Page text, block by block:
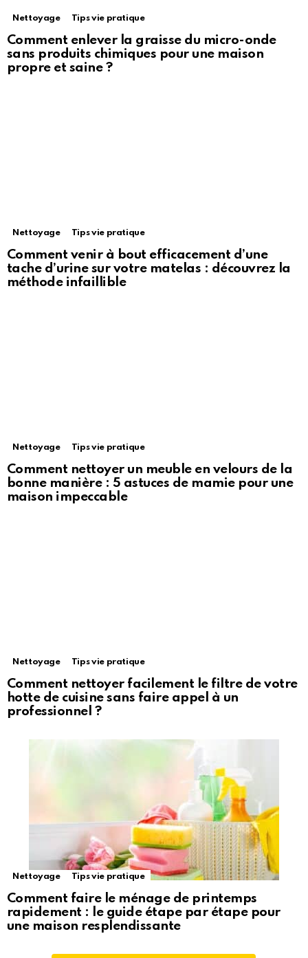
Nettoyage Tips vie pratique
Comment enlever la graisse du micro-onde
sans produits chimiques pour une maison
propre et saine ?
Nettoyage Tips vie pratique
Comment venir à bout efficacement d’une
tache d’urine sur votre matelas : découvrez la
méthode infaillible
Nettoyage Tips vie pratique
Comment nettoyer un meuble en velours de la
bonne manière : 5 astuces de mamie pour une
maison impeccable
Nettoyage Tips vie pratique
Comment nettoyer facilement le filtre de votre
hotte de cuisine sans faire appel à un
professionnel ?
Nettoyage Tips vie pratique
Comment faire le ménage de printemps
rapidement : le guide étape par étape pour
une maison resplendissante